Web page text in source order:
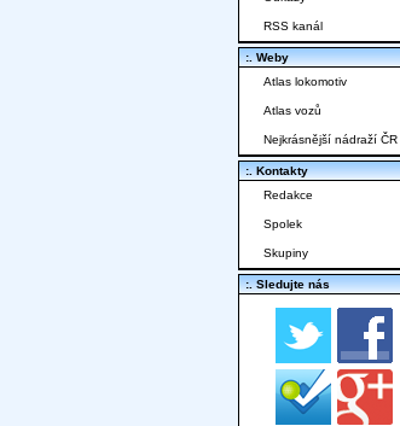
RSS kanál
:. Weby
Atlas lokomotiv
Atlas vozů
Nejkrásnější nádraží ČR
:. Kontakty
Redakce
Spolek
Skupiny
:. Sledujte nás